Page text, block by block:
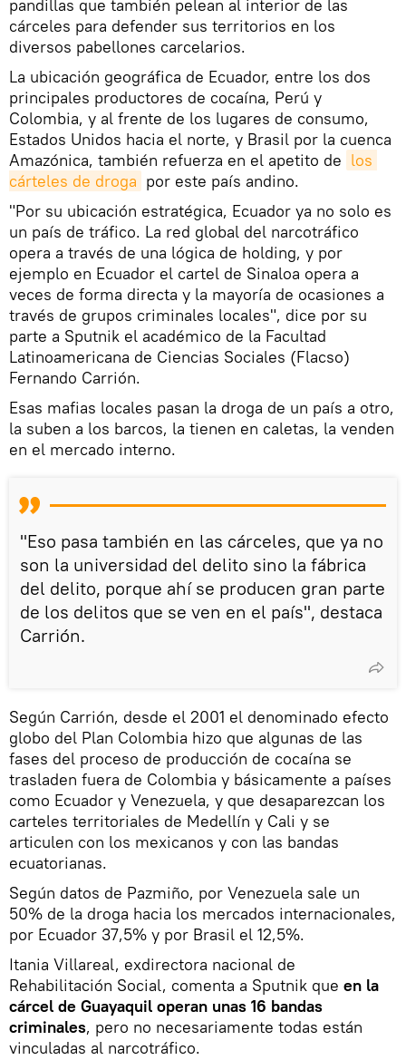
pandillas que también pelean al interior de las
cárceles para defender sus territorios en los
diversos pabellones carcelarios.
La ubicación geográfica de Ecuador, entre los dos
principales productores de cocaína, Perú y
Colombia, y al frente de los lugares de consumo,
Estados Unidos hacia el norte, y Brasil por la cuenca
Amazónica, también refuerza en el apetito de los
cárteles de droga por este país andino.
"Por su ubicación estratégica, Ecuador ya no solo es
un país de tráfico. La red global del narcotráfico
opera a través de una lógica de holding, y por
ejemplo en Ecuador el cartel de Sinaloa opera a
veces de forma directa y la mayoría de ocasiones a
través de grupos criminales locales", dice por su
parte a Sputnik el académico de la Facultad
Latinoamericana de Ciencias Sociales (Flacso)
Fernando Carrión.
Esas mafias locales pasan la droga de un país a otro,
la suben a los barcos, la tienen en caletas, la venden
en el mercado interno.
"Eso pasa también en las cárceles, que ya no
son la universidad del delito sino la fábrica
del delito, porque ahí se producen gran parte
de los delitos que se ven en el país", destaca
Carrión.
Según Carrión, desde el 2001 el denominado efecto
globo del Plan Colombia hizo que algunas de las
fases del proceso de producción de cocaína se
trasladen fuera de Colombia y básicamente a países
como Ecuador y Venezuela, y que desaparezcan los
carteles territoriales de Medellín y Cali y se
articulen con los mexicanos y con las bandas
ecuatorianas.
Según datos de Pazmiño, por Venezuela sale un
50% de la droga hacia los mercados internacionales,
por Ecuador 37,5% y por Brasil el 12,5%.
Itania Villareal, exdirectora nacional de
Rehabilitación Social, comenta a Sputnik que en la
cárcel de Guayaquil operan unas 16 bandas
criminales, pero no necesariamente todas están
vinculadas al narcotráfico.